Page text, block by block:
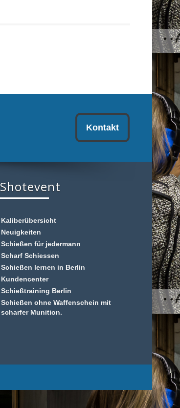
Kontakt
Shotevent
Kaliberübersicht
Neuigkeiten
Schießen für jedermann
Scharf Schiessen
Schießen lernen in Berlin
Kundencenter
Schießtraining Berlin
Schießen ohne Waffenschein mit
scharfer Munition.